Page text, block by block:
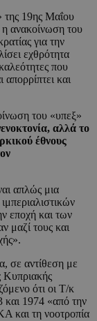
της 19ης Μαΐου
η ανακοίνωση του
για την
εχθρότητα
που
και
του «υπεξ»
αλλά το
έθνους
απλώς μια
εποχή και των
μαζί τους και
σε αντίθεση με
Κυπριακής
ότι οι Τ/κ
1974 «από την
και τη νοοτροπία